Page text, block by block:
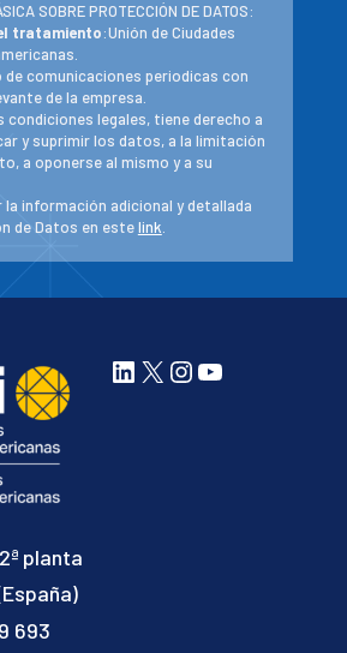
SOBRE PROTECCIÓN DE DATOS:
tratamiento:Unión de Ciudades
de comunicaciones periodicas con
de la empresa.
condiciones legales, tiene derecho a
y suprimir los datos, a la limitación
a oponerse al mismo y a su
información adicional y detallada
de Datos en estelink
planta
693
LinkedIn
X Instagram
YouTube